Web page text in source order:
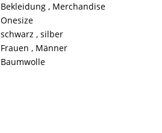
Bekleidung , Merchandise
Onesize
schwarz , silber
Frauen , Männer
Baumwolle